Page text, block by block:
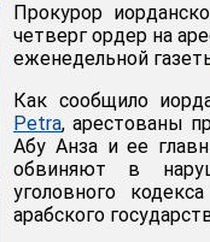
Прокурор
четверг ордер на
еженедельной
Как сообщило
Petra, арестованы
Абу Анза и ее
обвиняют в
уголовного
арабского